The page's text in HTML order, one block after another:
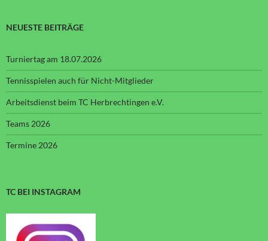
NEUESTE BEITRÄGE
Turniertag am 18.07.2026
Tennisspielen auch für Nicht-Mitglieder
Arbeitsdienst beim TC Herbrechtingen e.V.
Teams 2026
Termine 2026
TC BEI INSTAGRAM